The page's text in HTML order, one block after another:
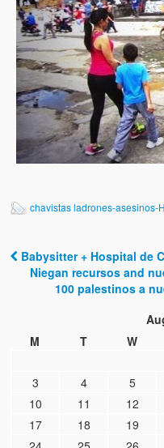
chavistas ladrones-asesinos-
Post navigation
Babysitter + Hospital de
Niegan recursos and
100 palestinos a
M
T W
3
4 5
10
11 12
17
18 19